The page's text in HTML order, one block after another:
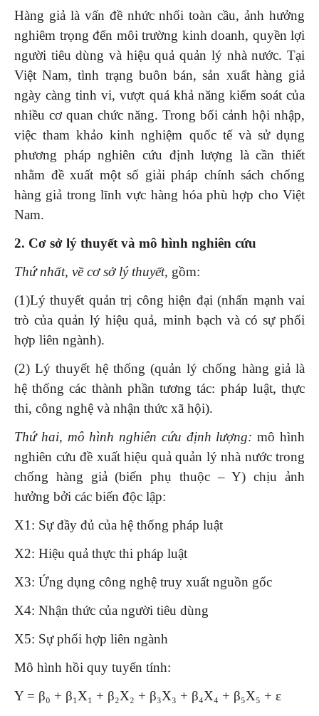
Hàng giả là vấn đề nhức nhối toàn cầu, ảnh hưởng
nghiêm trọng đến môi trường kinh doanh, quyền lợi
người tiêu dùng và hiệu quả quản lý nhà nước. Tại
Việt Nam, tình trạng buôn bán, sản xuất hàng giả
ngày càng tinh vi, vượt quá khả năng kiểm soát của
nhiều cơ quan chức năng. Trong bối cảnh hội nhập,
việc tham khảo kinh nghiệm quốc tế và sử dụng
phương pháp nghiên cứu định lượng là cần thiết
nhằm đề xuất một số giải pháp chính sách chống
hàng giả trong lĩnh vực hàng hóa phù hợp cho Việt
Nam.
2. Cơ sở lý thuyết và mô hình nghiên cứu
Thứnhất, về cơ sở lý thuyết, gồm:
(1)Lý thuyết quản trị công hiện đại (nhấn mạnh vai
trò của quản lý hiệu quả, minh bạch và có sự phối
hợp liên ngành).
(2) Lý thuyết hệ thống (quản lý chống hàng giả là
hệ thống các thành phần tương tác: pháp luật, thực
thi, công nghệ và nhận thức xã hội).
Thứhai, mô hình nghiên cứu định lượng:mô hình
nghiên cứu đề xuất hiệu quả quản lý nhà nước trong
chống hàng giả (biến phụ thuộc – Y) chịu ảnh
hưởng bởi các biến độc lập:
X1: Sự đầy đủ của hệ thống pháp luật
X2: Hiệu quả thực thi pháp luật
X3: Ứng dụng công nghệ truy xuất nguồn gốc
X4: Nhận thức của người tiêu dùng
X5: Sự phối hợp liên ngành
Mô hình hồi quy tuyến tính:
Y = β₀ + β₁X₁ + β₂X₂ + β₃X₃ + β₄X₄ + β₅X₅ + ε